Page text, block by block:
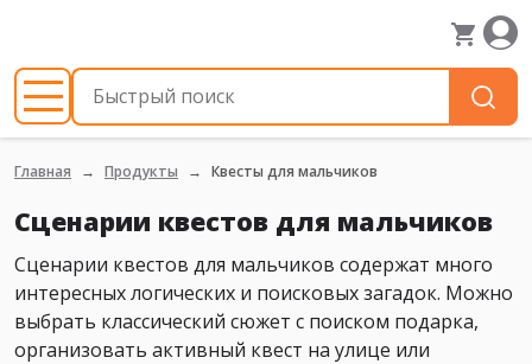
Главная Продукты Квесты для мальчиков
Сценарии квестов для мальчиков
Сценарии квестов для мальчиков содержат много
интересных логических и поисковых загадок. Можно
выбрать классический сюжет с поиском подарка,
организовать активный квест на улице или